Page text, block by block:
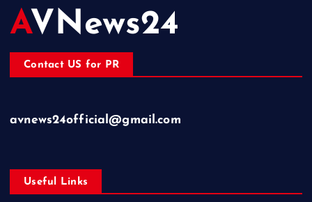
AVNews24
Contact US for PR
avnews24official@gmail.com
Useful Links